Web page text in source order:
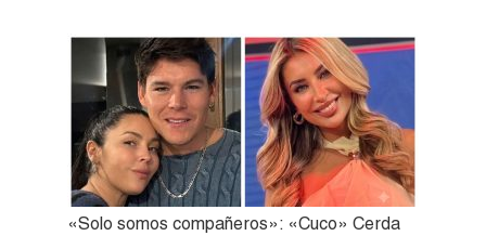
«Solo somos compañeros»: «Cuco» Cerda